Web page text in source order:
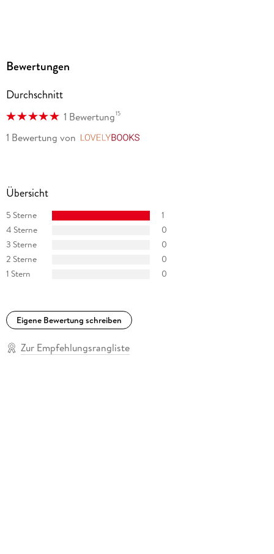
Bewertungen
Durchschnitt
1 Bewertung15
1 Bewertung von
Übersicht
5 Sterne
1
4 Sterne
0
3 Sterne
0
2 Sterne
0
1 Stern
0
Eigene Bewertung schreiben
Zur Empfehlungsrangliste